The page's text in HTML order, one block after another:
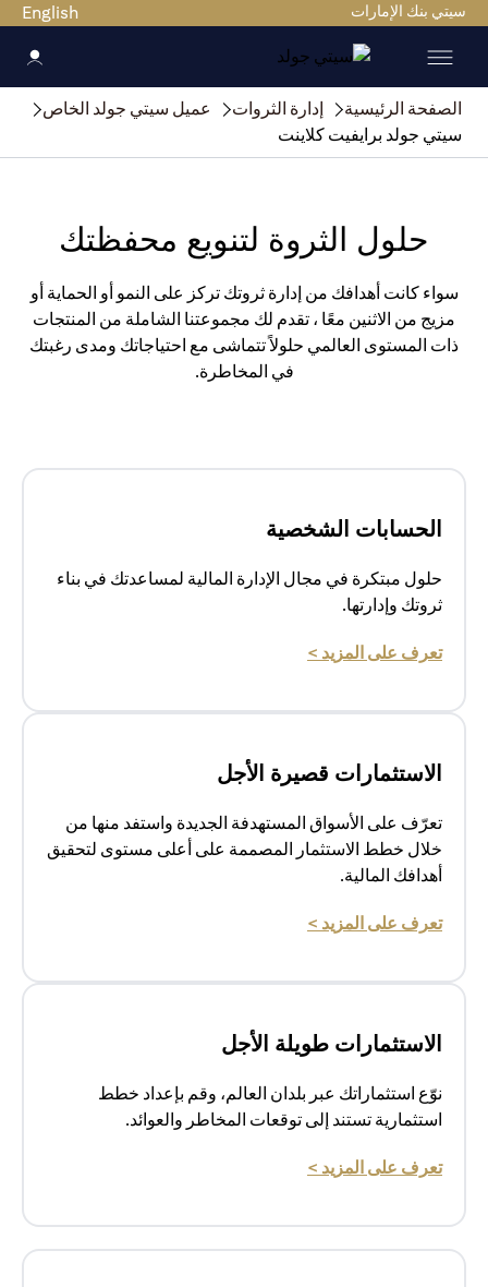
سيتي بنك الإمارات English
الصفحة الرئيسية إدارة الثروات
عميل سيتي جولد الخاص
سيتي جولد برايفيت كلاينت
حلول الثروة لتنويع محفظتك
سواء كانت أهدافك من إدارة ثروتك تركز على النمو أو الحماية أو
مزيج من الاثنين معًا ، تقدم لك مجموعتنا الشاملة من المنتجات
ذات المستوى العالمي حلولاً تتماشى مع احتياجاتك ومدى رغبتك
في المخاطرة.
الحسابات الشخصية
حلول مبتكرة في مجال الإدارة المالية لمساعدتك في بناء
ثروتك وإدارتها.
تعرف على المزيد >
الاستثمارات قصيرة الأجل
تعرّف على الأسواق المستهدفة الجديدة واستفد منها من
خلال خطط الاستثمار المصممة على أعلى مستوى لتحقيق
أهدافك المالية.
تعرف على المزيد >
الاستثمارات طويلة الأجل
نوّع استثماراتك عبر بلدان العالم، وقم بإعداد خطط
استثمارية تستند إلى توقعات المخاطر والعوائد.
تعرف على المزيد >